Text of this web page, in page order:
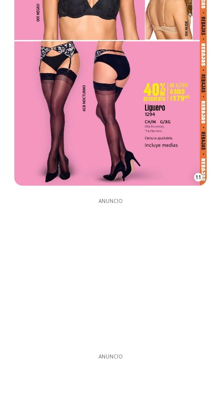
11
ANUNCIO
ANUNCIO